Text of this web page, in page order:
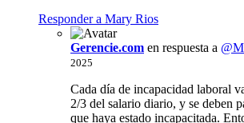
Responder a Mary Rios
Gerencie.com en respuesta a
2025
Cada día de incapacidad laboral
2/3 del salario diario, y se deben
que haya estado incapacitada.